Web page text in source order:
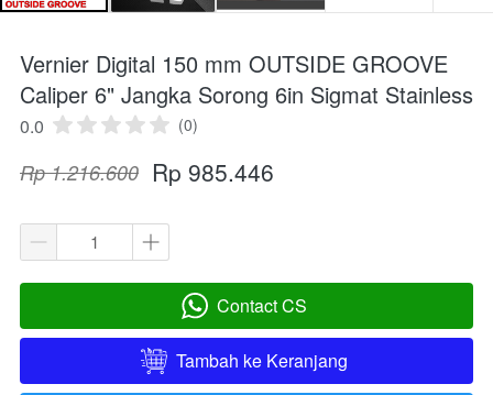
Vernier Digital 150 mm OUTSIDE GROOVE
Caliper 6" Jangka Sorong 6in Sigmat Stainless
0.0 (0)
Rp 1.216.600 Rp 985.446
` Contact CS
` Tambah ke Keranjang